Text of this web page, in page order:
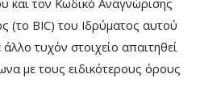
και τον Κωδικό Αναγνώρισης
(το ΒΙC) του Ιδρύματος αυτού
τυχόν στοιχείο απαιτηθεί
με τους ειδικότερους όρους